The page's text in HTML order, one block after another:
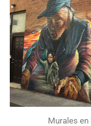
Murales